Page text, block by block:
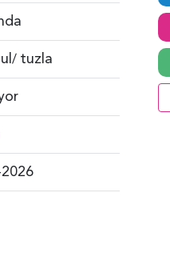
/ tuzla